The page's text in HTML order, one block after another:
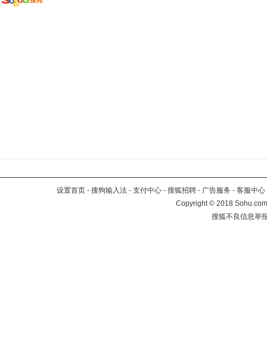
设置首页 - 搜狗输入法 - 支付中心 - 搜狐招聘 - 广告服务 - 客服中心
Copyright©2018
搜狐不良信息举